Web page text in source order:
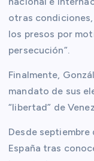
otras
los presos por
persecución”.
Finalmente,
mandato de sus
“libertad” de
Desde
España tras